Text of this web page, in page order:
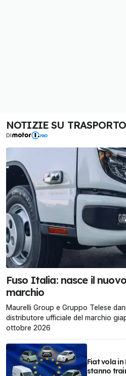
NOTIZIE SU
DI
Fuso Italia: nasce il
marchio
Maurelli Group e Gruppo Telese
distributore ufficiale del marchio
ottobre 2026
Fiat vola in
stanno